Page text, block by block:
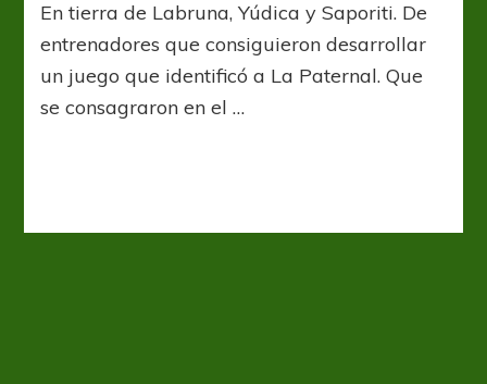
Humilde,
Pobre
Lírico
En tierra de Labruna, Yúdica y Saporiti. De
entrenadores que consiguieron desarrollar
un juego que identificó a La Paternal. Que
se consagraron en el …